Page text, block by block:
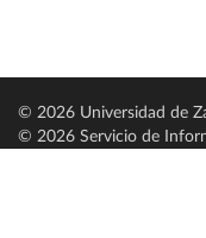
© 2026 Universidad de
© 2026 Servicio de